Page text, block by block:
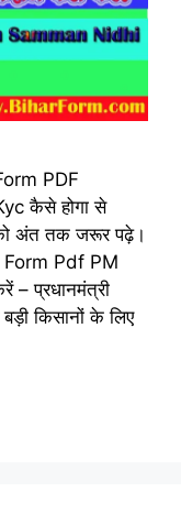
PDF
कैसे होगा से
अंत तक जरूर पढ़े।
Pdf PM
प्रधानमंत्री
किसानों के लिए